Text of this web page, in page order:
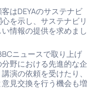
客はDEYAのサステナビ
を示し、サステナビリ
情報の提供を求めまし
ニュースで取り上げ
野における先進的な企
演の依頼を受けたり、
見交換を行う機会も増